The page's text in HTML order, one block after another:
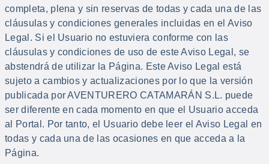
completa, plena y sin reservas de todas y cada una de las
cláusulas y condiciones generales incluidas en el Aviso
Legal. Si el Usuario no estuviera conforme con las
cláusulas y condiciones de uso de este Aviso Legal, se
abstendrá de utilizar la Página. Este Aviso Legal está
sujeto a cambios y actualizaciones por lo que la versión
publicada por AVENTURERO CATAMARÁN S.L. puede
ser diferente en cada momento en que el Usuario acceda
al Portal. Por tanto, el Usuario debe leer el Aviso Legal en
todas y cada una de las ocasiones en que acceda a la
Página.